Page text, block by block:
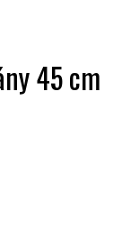
45 cm